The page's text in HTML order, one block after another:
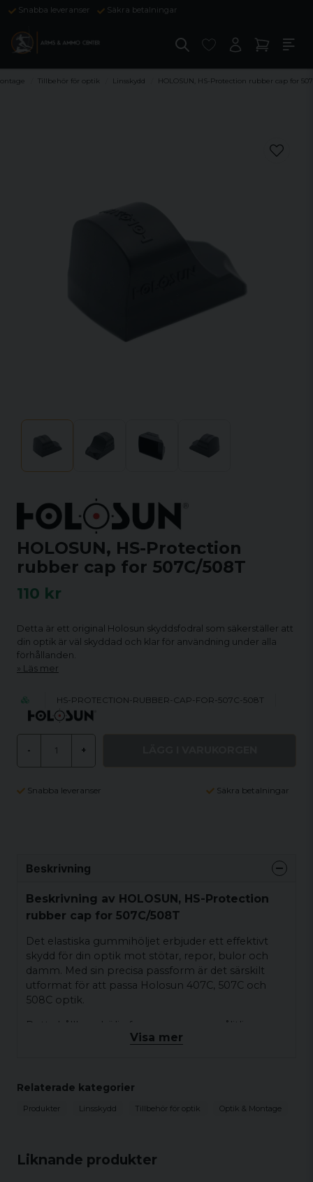
Snabba leveranser Säkra betalningar
Tillbehör för optik Linsskydd HOLOSUN, HS-Protection rubber cap for
HOLOSUN, HS-Protection
rubber cap for 507C/508T
110 kr
Detta är ett original Holosun skyddsfodral som säkerställer att
din optik är väl skyddad och klar för användning under alla
förhållanden.
Läs mer
HS-PROTECTION-RUBBER-CAP-FOR-507C-508T
- +
Snabba leveranser Säkra betalningar
Liknande produkter
Beskrivning
Beskrivning av HOLOSUN, HS-Protection
rubber cap for 507C/508T
Det elastiska gummihöljet erbjuder ett effektivt
skydd för din optik mot stötar, repor, bulor och
damm. Med sin precisa passform är det särskilt
utformat för att passa Holosun 407C, 507C och
508C optik.
Detta hållbara hölje fungerar som en pålitlig
barriär, vilket säkerställer att din optik förblir i
Storlek: 46x30x30 mm
Material: Gummi
Vikt: 3,8 g
Visa mer
Relaterade kategorier
Produkter Linsskydd Tillbehör för optik Optik & Montage